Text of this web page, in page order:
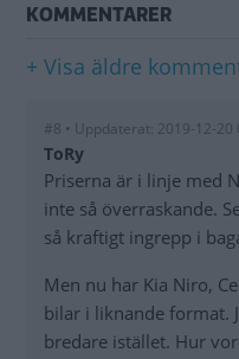
KOMMENTARER
+ Visa äldre
#8 • Uppdaterat: 2019-12-20
ToRy
Priserna är i linje med
inte så överraskande.
så kraftigt ingrepp i
Men nu har Kia Niro,
bilar i liknande format.
bredare istället. Hur